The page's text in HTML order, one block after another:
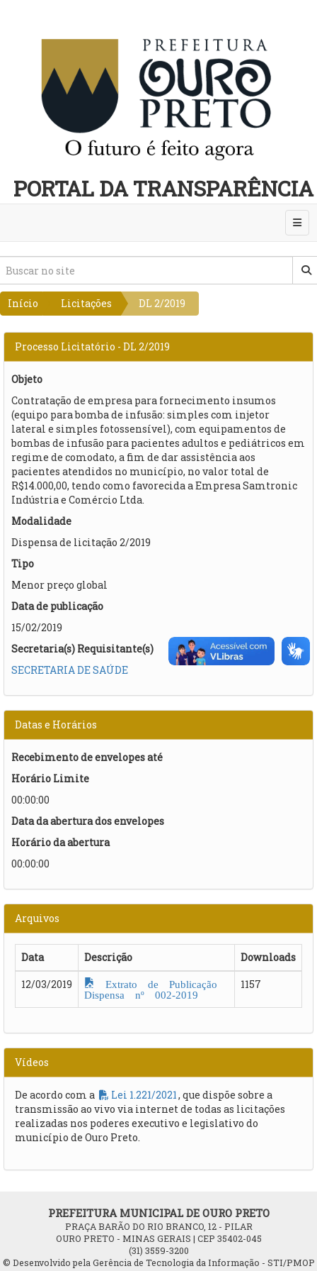
PORTAL DA TRANSPARÊNCIA
Início Licitações DL 2/2019
Processo Licitatório - DL 2/2019
Objeto
Contratação de empresa para fornecimento insumos
(equipo para bomba de infusão: simples com injetor
lateral e simples fotossensível), com equipamentos de
bombas de infusão para pacientes adultos e pediátricos em
regime de comodato, a fim de dar assistência aos
pacientes atendidos no município, no valor total de
R$14.000,00, tendo como favorecida a Empresa Samtronic
Indústria e Comércio Ltda.
Modalidade
Dispensa de licitação 2/2019
Tipo
Menor preço global
Data de publicação
15/02/2019
Secretaria(s) Requisitante(s)
SECRETARIA DE SAÚDE
Datas e Horários
Recebimento de envelopes até
Horário Limite
00:00:00
Data da abertura dos envelopes
Horário da abertura
00:00:00
Arquivos
Data Descrição
Downloads
12/03/2019
Extrato de Publicação
Dispensa nº 002-2019
1157
Vídeos
De acordo com a Lei 1.221/2021 , que dispõe sobre a
transmissão ao vivo via internet de todas as licitações
realizadas nos poderes executivo e legislativo do
município de Ouro Preto.
PREFEITURA MUNICIPAL DE OURO PRETO
PRAÇA BARÃO DO RIO BRANCO, 12 - PILAR
OURO PRETO - MINAS GERAIS | CEP 35402-045
(31) 3559-3200
© Desenvolvido pela Gerência de Tecnologia da Informação - STI/PMOP